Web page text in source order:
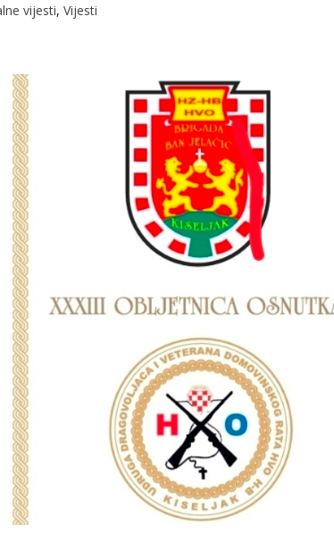
vijesti, Vijesti